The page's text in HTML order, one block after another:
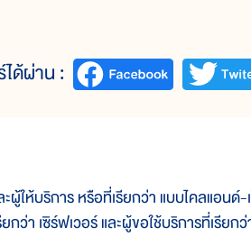
ด้ผ่าน :
ให้บริการ หรือที่เรียกว่า แบบไคลแอนด์-
ว่า เซิร์ฟเวอร์ และผู้ขอใช้บริการที่เรียก